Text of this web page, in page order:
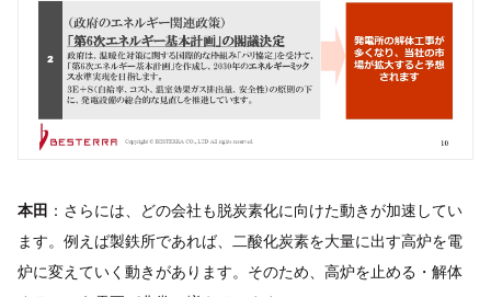
本田 ：さらには、どの会社も脱炭素化に向けた動きが加速してい
ます。例えば製鉄所であれば、二酸化炭素を大量に出す高炉を電
炉に変えていく動きがあります。そのため、高炉を止める・解体